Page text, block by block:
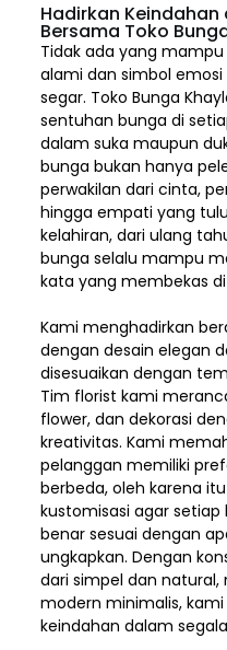
Hadirkan
Bersama Toko
Tidak ada yang
alami dan simbol
segar. Toko Bunga
sentuhan bunga di
dalam suka maupun
bunga bukan hanya
perwakilan dari cinta,
hingga empati yang
kelahiran, dari ulang
bunga selalu mampu
kata yang membekas
Kami menghadirkan
dengan desain elegan
disesuaikan dengan
Tim florist kami
flower, dan dekorasi
kreativitas. Kami
pelanggan memiliki
berbeda, oleh karena
kustomisasi agar
benar sesuai dengan
ungkapkan. Dengan
dari simpel dan natural,
modern minimalis,
keindahan dalam